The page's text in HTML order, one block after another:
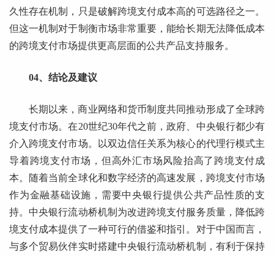
久性存在机制，只是破解跨境支付成本高的可选路径之一。
但这一机制对于制衡市场非常重要，能给长期无法降低成本
的跨境支付市场提供更高层面的公共产品支持服务。
04、结论及建议
长期以来，商业网络和货币制度共同推动形成了全球跨
境支付市场。在20世纪30年代之前，政府、中央银行都少有
介入跨境支付市场。以双边信任关系为核心的代理行模式主
导着跨境支付市场，但高外汇市场风险抬高了跨境支付成
本。随着当前全球化和数字经济的高速发展，跨境支付市场
作为金融基础设施，需要中央银行提供公共产品性质的支
持。中央银行流动桥机制为改进跨境支付服务质量，降低跨
境支付成本提供了一种可行的借鉴和指引。对于中国而言，
与多个贸易伙伴实时搭建中央银行流动桥机制，有利于保持